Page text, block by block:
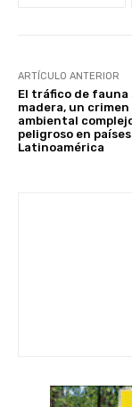
ARTÍCULO ANTERIOR
El tráfico de fauna
madera, un crimen
ambiental
peligroso en
Latinoamérica